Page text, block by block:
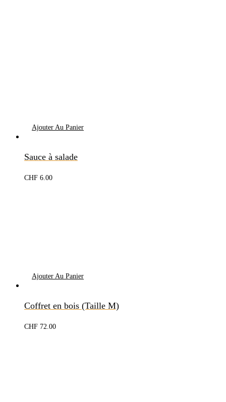
Ajouter Au Panier
Sauce à salade
CHF 6.00
Ajouter Au Panier
Coffret en bois (Taille M)
CHF 72.00